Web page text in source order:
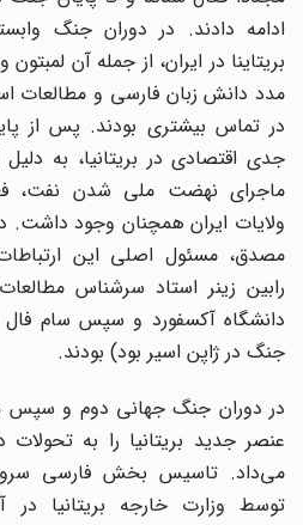
ادامه دادند. در دوران جنگ
بریتاینا در ایران، از جمله آن
مدد دانش زبان فارسی و مطالعات
در تماس بیشتری بودند. پس از
جدی اقتصادی در بریتانیا، به
ماجرای نهضت ملی شدن نفت،
ولایات ایران همچنان وجود داشت.
مصدق، مسئول اصلی این
رابین زینر استاد سر‌شناس
دانشگاه آکسفورد و سپس سام فال
جنگ در ژاپن اسیر بود) بودند.
در دوران جنگ جهانی دوم و
عنصر جدید بریتانیا را به تحولات
می‌داد. تاسیس بخش فارسی
توسط وزارت خارجه بریتانیا در